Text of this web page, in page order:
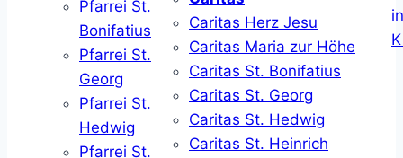
Pfarrei St.
Bonifatius
Pfarrei St.
Georg
Pfarrei St.
Hedwig
Pfarrei St.
Caritas Herz Jesu
Caritas Maria zur Höhe
Caritas St. Bonifatius
Caritas St. Georg
Caritas St. Hedwig
Caritas St. Heinrich